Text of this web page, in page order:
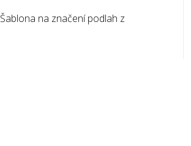
Šablona na značení podlah z